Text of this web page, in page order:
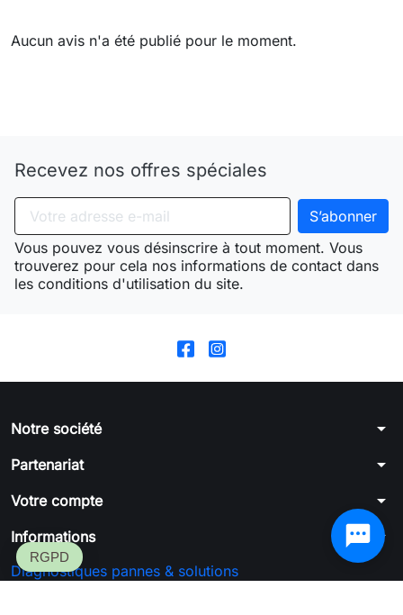
Aucun avis n'a été publié pour le moment.
Recevez nos offres spéciales
Vous pouvez vous désinscrire à tout moment. Vous
trouverez pour cela nos informations de contact dans
les conditions d'utilisation du site.
Notre société arrow_drop_down
Partenariat arrow_drop_down
Votre compte arrow_drop_down
Informations arrow_drop_down
Diagnostiques pannes & solutions